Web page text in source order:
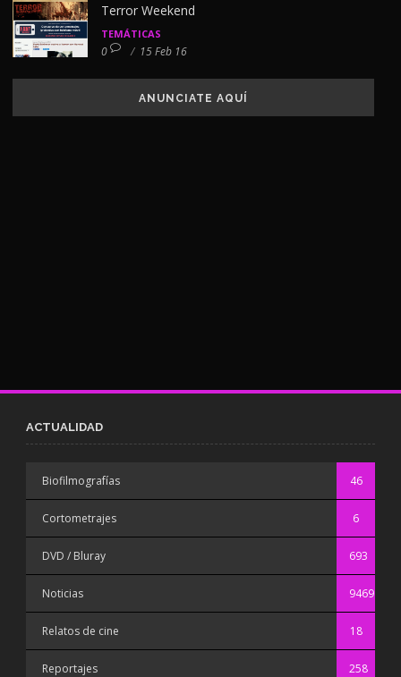
Terror Weekend
TEMÁTICAS
0 / 15 Feb 16
ANUNCIATE AQUÍ
ACTUALIDAD
Biofilmografías 46
Cortometrajes 6
DVD / Bluray 693
Noticias 9469
Relatos de cine 18
Reportajes 258